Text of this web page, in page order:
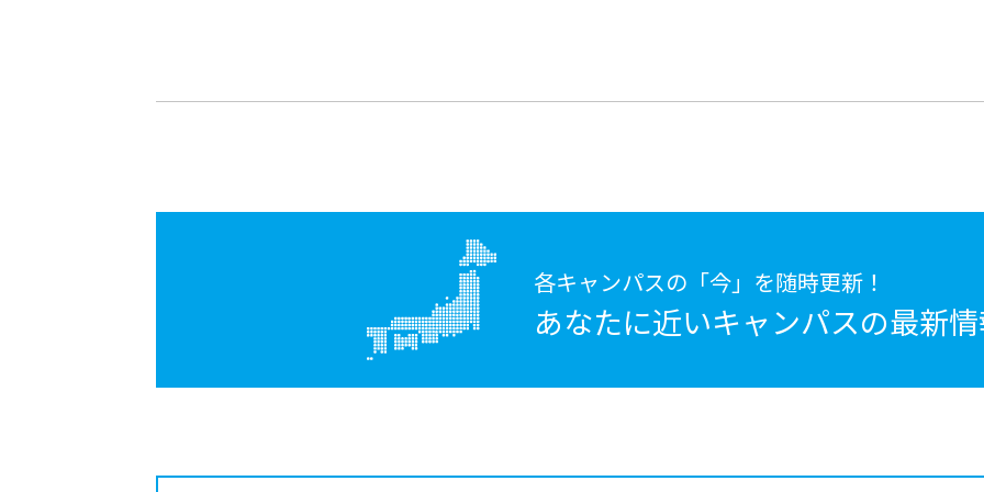
各キャンパスの「今」を随時更新！
あなたに近いキャンパスの最新